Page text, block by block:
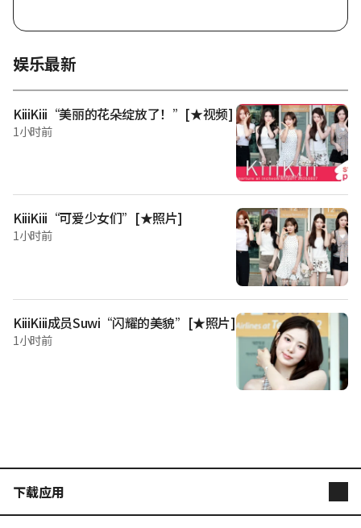
人在孩子面前持续进行辱骂的场景。4岁的长子看到母亲靠近便
后退，并说“别过来”。对此，徐章勋表示：“孩子很害怕，
是怕妈妈”，感到十分遗憾。 丈夫说道：“希望不要在孩子面
前说那么过分的话。还说‘你爸爸是个垃圾’之类的话。至少
希望妻子不要在孩子面前那样做。”然而，丈夫也在孩子面前
爆发了情绪。 徐章勋感叹道：“简直是地狱。”孩子甚至模仿
了夫妻二人的样子。此外，据悉孩子的抽动症状也加重了。 妻
子表示：“看了视频我明白了。孩子对我说‘别过来’。我很
娱乐最新
KiiiKiii“美丽的花朵绽放了！”[★视频]
1小时前
KiiiKiii“可爱少女们”[★照片]
1小时前
KiiiKiii成员Suwi“闪耀的美貌”[★照片]
1小时前
下载应用